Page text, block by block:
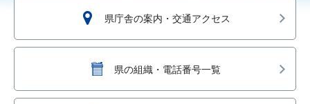
県庁舎の案内・交通アクセス
県の組織・電話番号一覧